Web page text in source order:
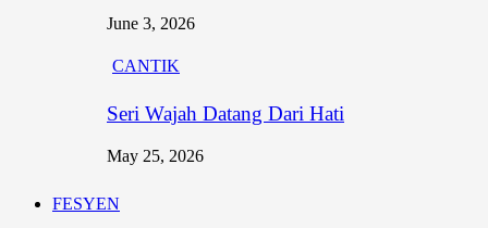
June 3, 2026
CANTIK
Seri Wajah Datang Dari Hati
May 25, 2026
FESYEN